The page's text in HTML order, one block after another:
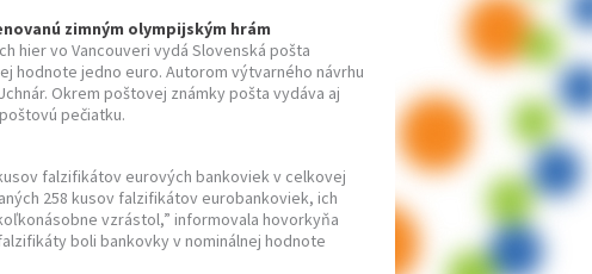
zimným olympijským hrám
hier vo Vancouveri vydá Slovenská pošta
hodnote jedno euro. Autorom výtvarného návrhu
Okrem poštovej známky pošta vydáva aj
pečiatku.
falzifikátov eurových bankoviek v celkovej
258 kusov falzifikátov eurobankoviek, ich
vzrástol,” informovala hovorkyňa
boli bankovky v nominálnej hodnote